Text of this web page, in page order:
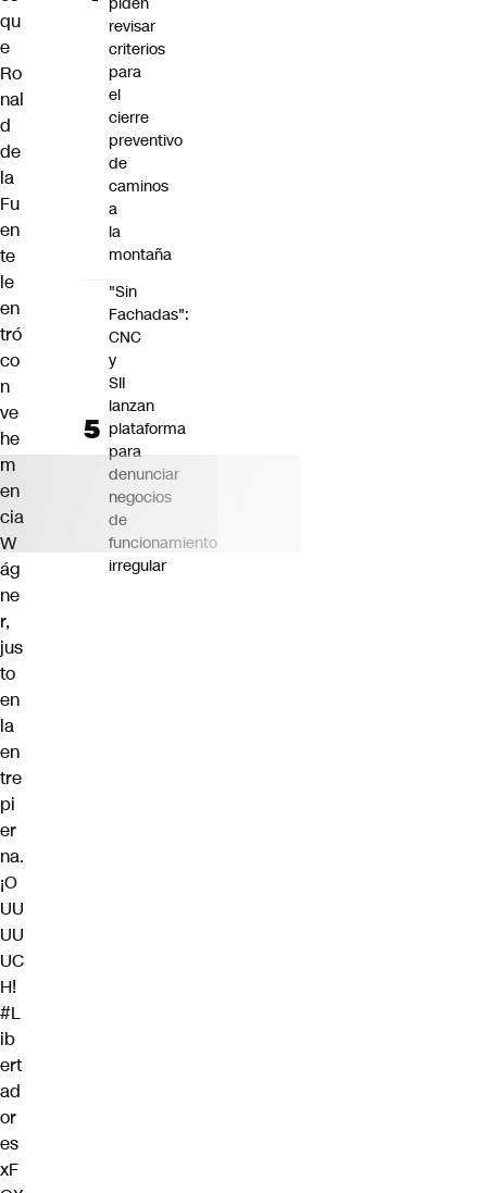
qu
e
Ro
nal
d
de
la
Fu
en
te
le
en
tró
co
n
ve
he
m
en
cia
W
ág
ne
r,
jus
to
en
la
en
tre
pi
er
na.
¡O
UU
UU
UC
H!
#L
ib
ert
ad
or
es
xF
revisar
criterios
para
el
cierre
preventivo
de
caminos
a
la
montaña
"Sin
Fachadas":
CNC
y
SII
lanzan
plataforma
para
denunciar
negocios
de
funcionamiento
irregular